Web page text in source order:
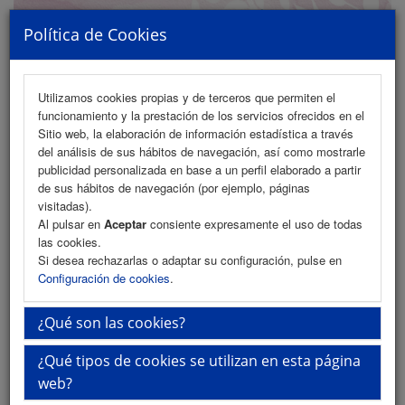
Política de Cookies
Utilizamos cookies propias y de terceros que permiten el
funcionamiento y la prestación de los servicios ofrecidos en el
Sitio web, la elaboración de información estadística a través
del análisis de sus hábitos de navegación, así como mostrarle
publicidad personalizada en base a un perfil elaborado a partir
de sus hábitos de navegación (por ejemplo, páginas
visitadas).
Al pulsar en Aceptar consiente expresamente el uso de todas
las cookies.
Si desea rechazarlas o adaptar su configuración, pulse en
Configuración de cookies.
¿Qué son las cookies?
¿Qué tipos de cookies se utilizan en esta página
web?
MENU
Programa
Programa (PDF)
Cronograma
Normativa comunicaciones
Envío de comunicaciones
Descargar normativa (PDF)